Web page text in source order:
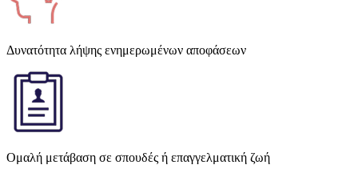
Δυνατότητα λήψης ενημερωμένων αποφάσεων
Ομαλή μετάβαση σε σπουδές ή επαγγελματική ζωή